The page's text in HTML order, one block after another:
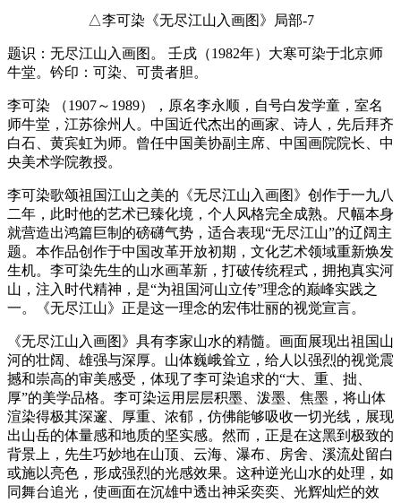
△李可染《无尽江山入画图》局部-7
题识：无尽江山入画图。 壬戌（1982年）大寒可染于北京师
牛堂。钤印：可染、可贵者胆。
李可染 （1907～1989），原名李永顺，自号白发学童，室名
师牛堂，江苏徐州人。中国近代杰出的画家、诗人，先后拜齐
白石、黄宾虹为师。曾任中国美协副主席、中国画院院长、中
央美术学院教授。
李可染歌颂祖国江山之美的《无尽江山入画图》创作于一九八
二年，此时他的艺术已臻化境，个人风格完全成熟。尺幅本身
就营造出鸿篇巨制的磅礴气势，适合表现“无尽江山”的辽阔主
题。本作品创作于中国改革开放初期，文化艺术领域重新焕发
生机。李可染先生的山水画革新，打破传统程式，拥抱真实河
山，注入时代精神，是“为祖国河山立传”理念的巅峰实践之
一。《无尽江山》正是这一理念的宏伟壮丽的视觉宣言。
《无尽江山入画图》具有李家山水的精髓。画面展现出祖国山
河的‌壮阔、雄强与深厚‌。山体巍峨耸立，给人以强烈的视觉震
撼和崇高的审美感受，体现了李可染追求的“大、重、拙、
厚”的美学品格。李可染运用层层积墨、泼墨、焦墨，将山体
渲染得‌极其深邃、厚重、浓郁‌，仿佛能够吸收一切光线，展现
出山岳的体量感和地质的坚实感。然而，正是在这黑到极致的
背景上，先生巧妙地在山顶、云海、瀑布、房舍、溪流处‌留白
或施以亮色，形成强烈的光感效果。这种逆光山水的处理，如
同舞台追光，使画面在沉雄中透出‌神采奕奕、光辉灿烂‌的效